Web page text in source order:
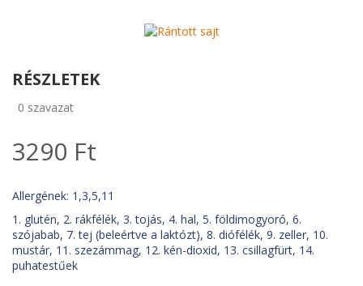
RÉSZLETEK
0 szavazat
3290 Ft
Allergének: 1,3,5,11
1. glutén, 2. rákfélék, 3. tojás, 4. hal, 5. földimogyoró, 6.
szójabab, 7. tej (beleértve a laktózt), 8. diófélék, 9. zeller, 10.
mustár, 11. szezámmag, 12. kén-dioxid, 13. csillagfürt, 14.
puhatestűek